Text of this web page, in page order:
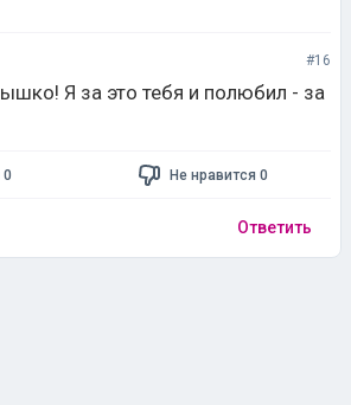
#16
Я за это тебя и полюбил - за
0 Не нравится 0
Ответить